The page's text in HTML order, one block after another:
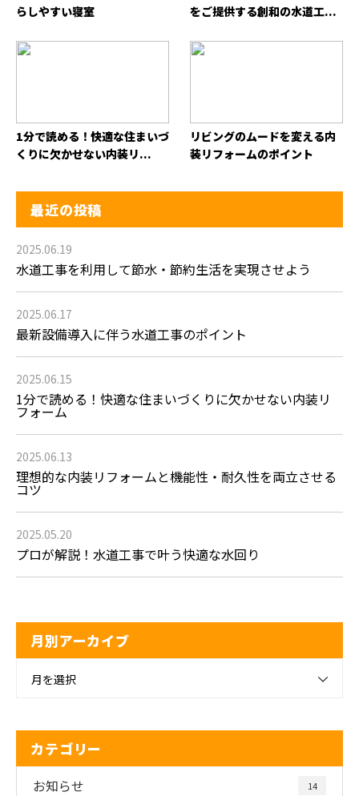
らしやすい寝室
をご提供する創和の水道工...
1分で読める！快適な住まいづ
くりに欠かせない内装リ...
リビングのムードを変える内
装リフォームのポイント
最近の投稿
2025.06.19
水道工事を利用して節水・節約生活を実現させよう
2025.06.17
最新設備導入に伴う水道工事のポイント
2025.06.15
1分で読める！快適な住まいづくりに欠かせない内装リ
フォーム
2025.06.13
理想的な内装リフォームと機能性・耐久性を両立させる
コツ
2025.05.20
プロが解説！水道工事で叶う快適な水回り
月別アーカイブ
月を選択
カテゴリー
お知らせ 14